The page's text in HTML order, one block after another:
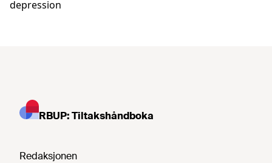
depression
RBUP: Tiltakshåndboka
Redaksjonen